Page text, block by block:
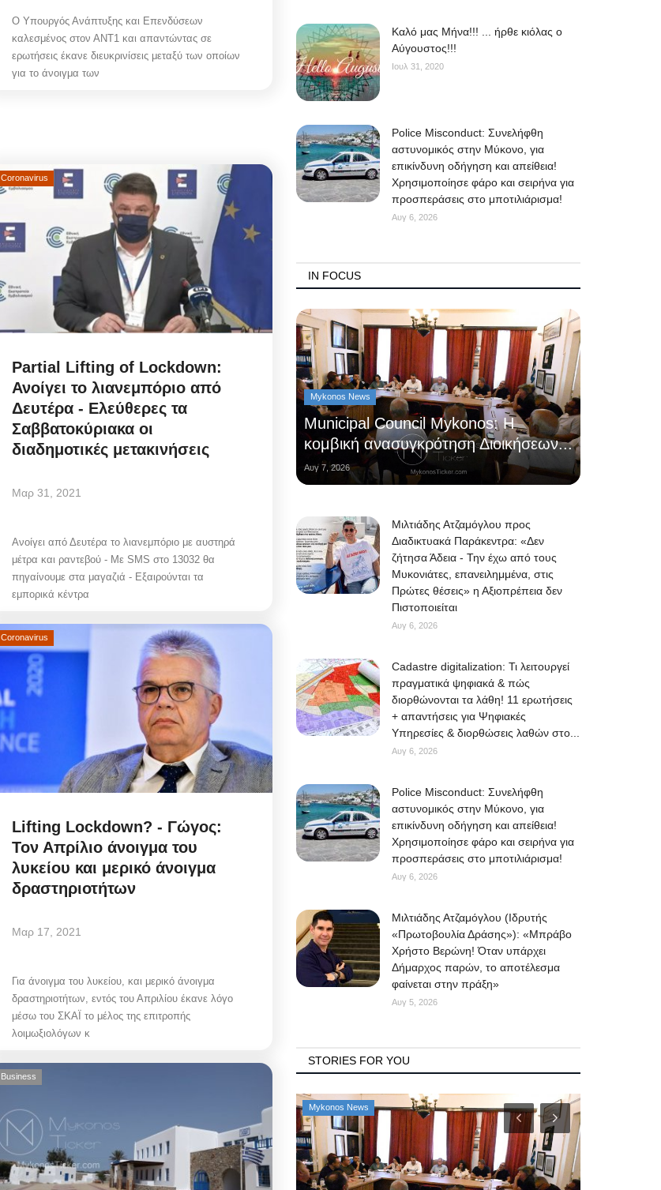
Ο Υπουργός Ανάπτυξης και Επενδύσεων
καλεσμένος στον ΑΝΤ1 και απαντώντας σε
ερωτήσεις έκανε διευκρινίσεις μεταξύ των οποίων
για το άνοιγμα των
Coronavirus
Partial Lifting of Lockdown:
Ανοίγει το λιανεμπόριο από
Δευτέρα - Ελεύθερες τα
Σαββατοκύριακα οι
διαδημοτικές μετακινήσεις
Μαρ 31, 2021
Ανοίγει από Δευτέρα το λιανεμπόριο με αυστηρά
μέτρα και ραντεβού - Με SMS στο 13032 θα
πηγαίνουμε στα μαγαζιά - Εξαιρούνται τα
εμπορικά κέντρα
Coronavirus
Lifting Lockdοwn? - Γώγος:
Τον Απρίλιο άνοιγμα του
λυκείου και μερικό άνοιγμα
δραστηριοτήτων
Μαρ 17, 2021
Για άνοιγμα του λυκείου, και μερικό άνοιγμα
δραστηριοτήτων, εντός του Απριλίου έκανε λόγο
μέσω του ΣΚΑΪ το μέλος της επιτροπής
λοιμωξιολόγων κ
Business
Kαλό μας Μήνα!!! ... ήρθε κιόλας ο
Αύγουστος!!!
Ιουλ 31, 2020
Police Misconduct: Συνελήφθη
αστυνομικός στην Μύκονο, για
επικίνδυνη οδήγηση και απείθεια!
Χρησιμοποίησε φάρο και σειρήνα για
προσπεράσεις στο μποτιλιάρισμα!
Αυγ 6, 2026
IN FOCUS
Mykonos News
Municipal Council Mykonos: Η
κομβική ανασυγκρότηση Διοικήσεων...
Αυγ 7, 2026
Μιλτιάδης Ατζαμόγλου προς
Διαδικτυακά Παράκεντρα: «Δεν
ζήτησα Άδεια - Την έχω από τους
Μυκονιάτες, επανειλημμένα, στις
Πρώτες θέσεις» η Αξιοπρέπεια δεν
Πιστοποιείται
Αυγ 6, 2026
Cadastre digitalization: Τι λειτουργεί
πραγματικά ψηφιακά & πώς
διορθώνονται τα λάθη! 11 ερωτήσεις
+ απαντήσεις για Ψηφιακές
Υπηρεσίες & διορθώσεις λαθών στο...
Αυγ 6, 2026
Police Misconduct: Συνελήφθη
αστυνομικός στην Μύκονο, για
επικίνδυνη οδήγηση και απείθεια!
Χρησιμοποίησε φάρο και σειρήνα για
προσπεράσεις στο μποτιλιάρισμα!
Αυγ 6, 2026
Μιλτιάδης Ατζαμόγλου (Ιδρυτής
«Πρωτοβουλία Δράσης»): «Μπράβο
Χρήστο Βερώνη! Όταν υπάρχει
Δήμαρχος παρών, το αποτέλεσμα
φαίνεται στην πράξη»
Αυγ 5, 2026
STORIES FOR YOU
Mykonos News